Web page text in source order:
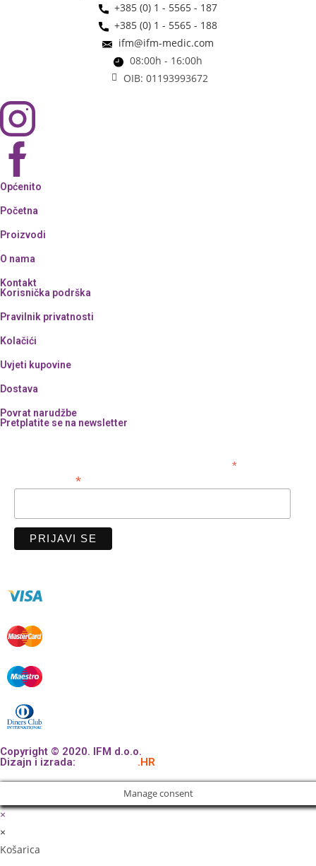
+385 (0) 1 - 5565 - 187
+385 (0) 1 - 5565 - 188
ifm@ifm-medic.com
08:00h - 16:00h
OIB: 01193993672
Općenito
Početna
Proizvodi
O nama
Kontakt
Korisnička podrška
Pravilnik privatnosti
Kolačići
Uvjeti kupovine
Dostava
Povrat narudžbe
Pretplatite se na newsletter
*obavezno polje
*
Copyright © 2020. IFM d.o.o.
Dizajn i izrada:
.HR
Manage consent
×
×
Košarica